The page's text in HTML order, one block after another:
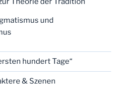
und
hundert Tage“
& Szenen